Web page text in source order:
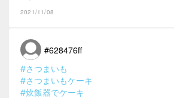
2021/11/08
#628476ff
#さつまいも
#さつまいもケーキ
#炊飯器でケーキ